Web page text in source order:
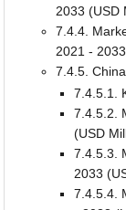
2033 (USD
7.4.4.
2021 -
7.4.5. China
7.4.5.1.
7.4.5.2.
(USD
7.4.5.3.
2033
7.4.5.4.